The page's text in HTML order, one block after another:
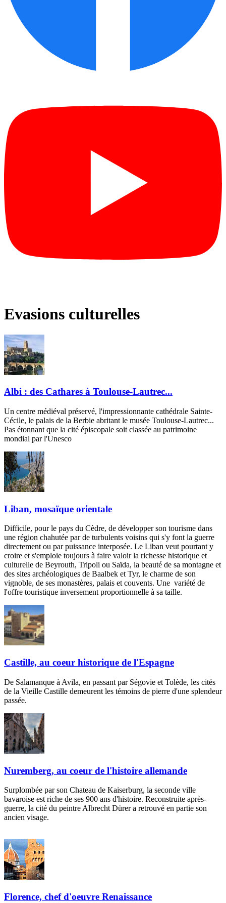
Evasions culturelles
Albi : des Cathares à Toulouse-Lautrec...
Un centre médiéval préservé, l'impressionnante cathédrale Sainte-
Cécile, le palais de la Berbie abritant le musée Toulouse-Lautrec...
Pas étonnant que la cité épiscopale soit classée au patrimoine
mondial par l'Unesco
Liban, mosaïque orientale
Difficile, pour le pays du Cèdre, de développer son tourisme dans
une région chahutée par de turbulents voisins qui s'y font la guerre
directement ou par puissance interposée. Le Liban veut pourtant y
croire et s'emploie toujours à faire valoir la richesse historique et
culturelle de Beyrouth, Tripoli ou Saïda, la beauté de sa montagne et
des sites archéologiques de Baalbek et Tyr, le charme de son
vignoble, de ses monastères, palais et couvents. Une variété de
l'offre touristique inversement proportionnelle à sa taille.
Castille, au coeur historique de l'Espagne
De Salamanque à Avila, en passant par Ségovie et Tolède, les cités
de la Vieille Castille demeurent les témoins de pierre d'une splendeur
passée.
Nuremberg, au coeur de l'histoire allemande
Surplombée par son Chateau de Kaiserburg, la seconde ville
bavaroise est riche de ses 900 ans d'histoire. Reconstruite après-
guerre, la cité du peintre Albrecht Dürer a retrouvé en partie son
ancien visage.
Florence, chef d'oeuvre Renaissance